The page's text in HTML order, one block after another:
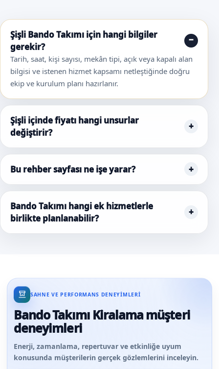
Şişli Bando Takımı için hangi bilgiler
gerekir?
Tarih, saat, kişi sayısı, mekân tipi, açık veya kapalı alan
bilgisi ve istenen hizmet kapsamı netleştiğinde doğru
ekip ve kurulum planı hazırlanır.
Şişli içinde fiyatı hangi unsurlar
değiştirir?
Bu rehber sayfası ne işe yarar?
Bando Takımı hangi ek hizmetlerle
birlikte planlanabilir?
SAHNE VE PERFORMANS DENEYIMLERI
Bando Takımı Kiralama müşteri
deneyimleri
Enerji, zamanlama, repertuvar ve etkinliğe uyum
konusunda müşterilerin gerçek gözlemlerini inceleyin.